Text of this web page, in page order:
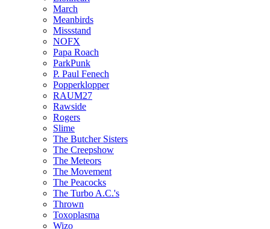
March
Meanbirds
Missstand
NOFX
Papa Roach
ParkPunk
P. Paul Fenech
Popperklopper
RAUM27
Rawside
Rogers
Slime
The Butcher Sisters
The Creepshow
The Meteors
The Movement
The Peacocks
The Turbo A.C.'s
Thrown
Toxoplasma
Wizo